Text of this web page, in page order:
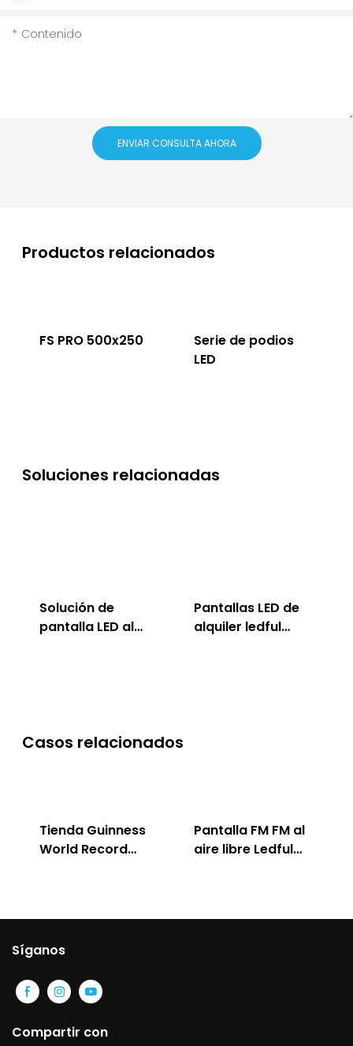
Contenido
ENVIAR CONSULTA AHORA
Productos relacionados
FS PRO 500x250
Serie de podios
LED
Soluciones relacionadas
Solución de
pantalla LED al
Pantallas LED de
alquiler ledful
Casos relacionados
Tienda Guinness
World Record
Pantalla FM FM al
aire libre Ledful
Síganos
Compartir con